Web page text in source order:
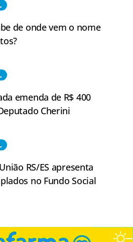
de onde vem o nome
emenda de R$ 400
Cherini
RS/ES apresenta
no Fundo Social